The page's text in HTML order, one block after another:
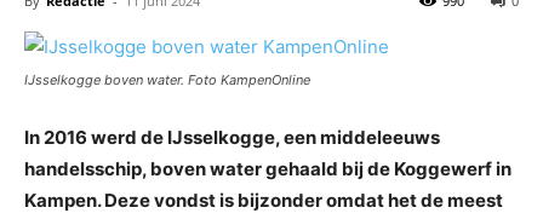
IJsselkogge boven water. Foto KampenOnline
In 2016 werd de IJsselkogge, een middeleeuws
handelsschip, boven water gehaald bij de Koggewerf in
Kampen. Deze vondst is bijzonder omdat het de meest